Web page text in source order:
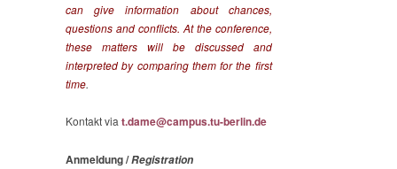
can give information about chances,
questions and conflicts. At the conference,
these matters will be discussed and
interpreted by comparing them for the first
time.
Kontakt via t.dame@campus.tu-berlin.de
Anmeldung /Registration